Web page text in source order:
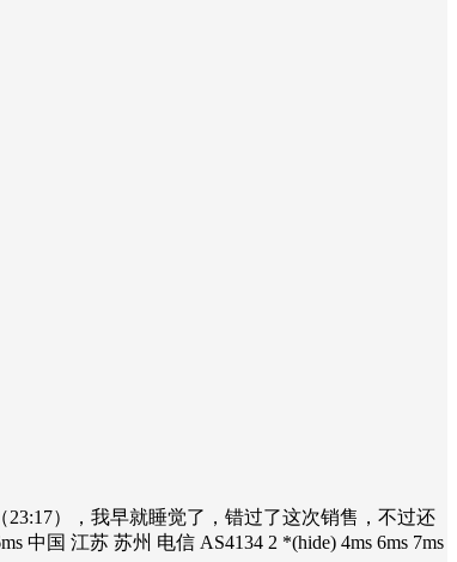
），我早就睡觉了，错过了这次销售，不过还
中国 江苏 苏州 电信 AS4134 2 *(hide) 4ms 6ms 7ms